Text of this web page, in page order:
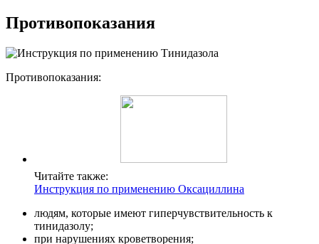
Противопоказания
Противопоказания:
Читайте также:
Инструкция по применению Оксациллина
людям, которые имеют гиперчувствительность к
тинидазолу;
при нарушениях кроветворения;